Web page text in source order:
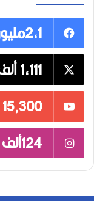
2,1مليون
1,111 ألف
15٬300
124ألف